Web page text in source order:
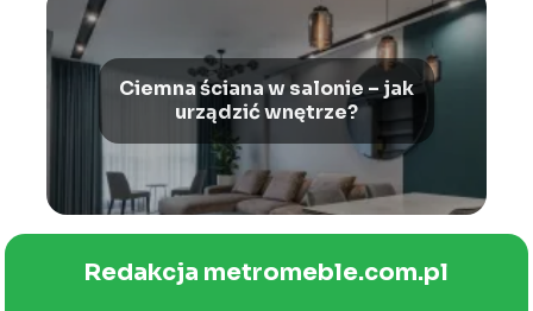
Ciemna ściana w salonie – jak
urządzić wnętrze?
Redakcja metromeble.com.pl